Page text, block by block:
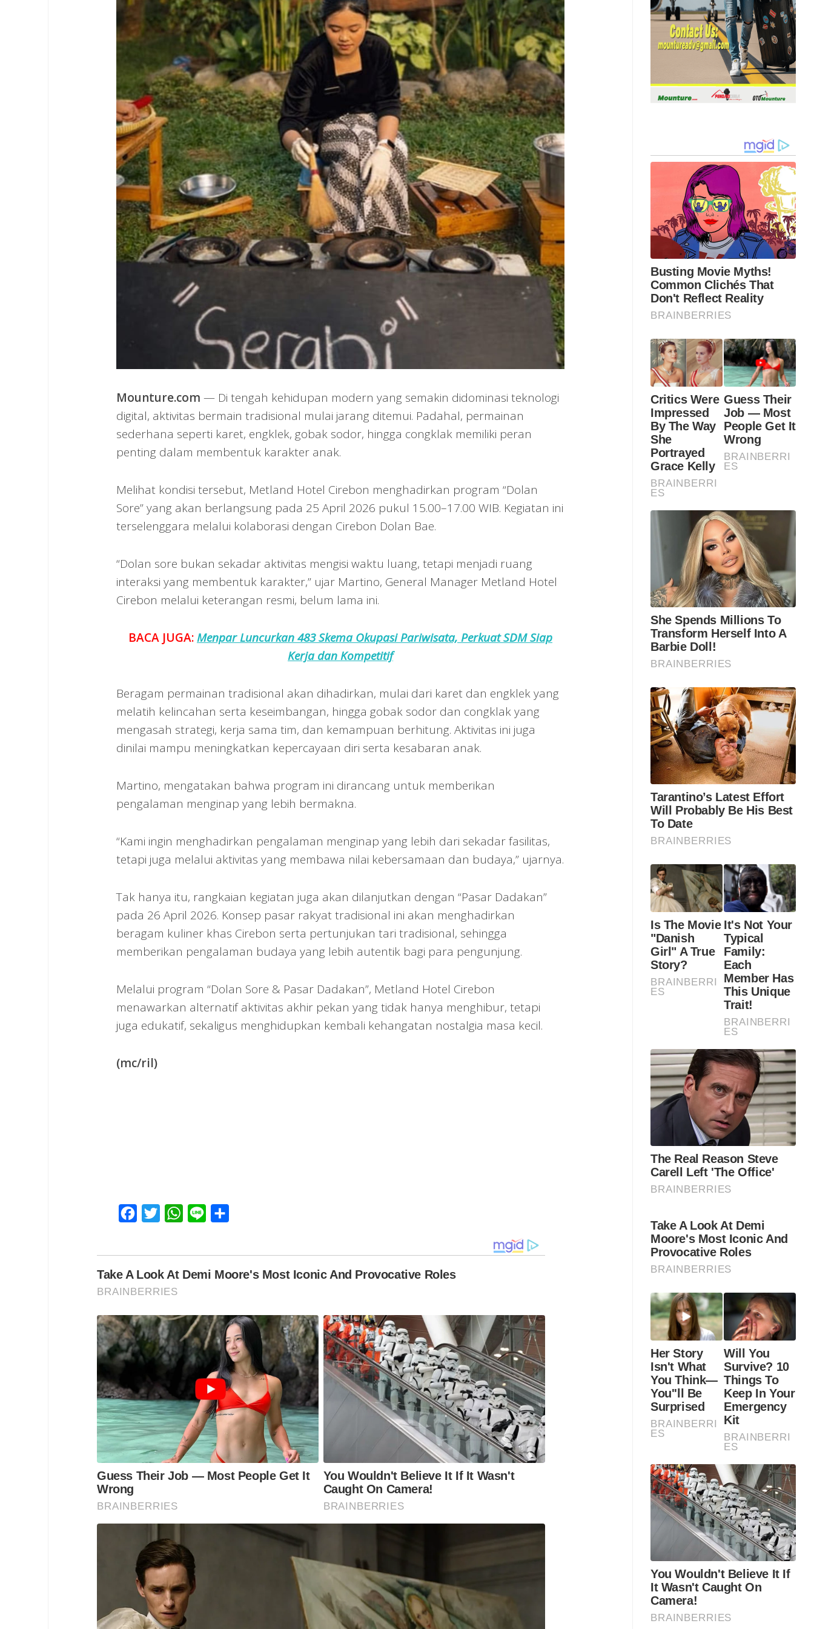
Mounture.com — Di tengah kehidupan modern yang semakin didominasi teknologi
digital, aktivitas bermain tradisional mulai jarang ditemui. Padahal, permainan
sederhana seperti karet, engklek, gobak sodor, hingga congklak memiliki peran
penting dalam membentuk karakter anak.
Melihat kondisi tersebut, Metland Hotel Cirebon menghadirkan program “Dolan
Sore” yang akan berlangsung pada 25 April 2026 pukul 15.00–17.00 WIB. Kegiatan ini
terselenggara melalui kolaborasi dengan Cirebon Dolan Bae.
“Dolan sore bukan sekadar aktivitas mengisi waktu luang, tetapi menjadi ruang
interaksi yang membentuk karakter,” ujar Martino, General Manager Metland Hotel
Cirebon melalui keterangan resmi, belum lama ini.
BACA JUGA:Menpar Luncurkan 483 Skema Okupasi Pariwisata, Perkuat SDM Siap
Kerja dan Kompetitif
Beragam permainan tradisional akan dihadirkan, mulai dari karet dan engklek yang
melatih kelincahan serta keseimbangan, hingga gobak sodor dan congklak yang
mengasah strategi, kerja sama tim, dan kemampuan berhitung. Aktivitas ini juga
dinilai mampu meningkatkan kepercayaan diri serta kesabaran anak.
Martino, mengatakan bahwa program ini dirancang untuk memberikan
pengalaman menginap yang lebih bermakna.
“Kami ingin menghadirkan pengalaman menginap yang lebih dari sekadar fasilitas,
tetapi juga melalui aktivitas yang membawa nilai kebersamaan dan budaya,” ujarnya.
Tak hanya itu, rangkaian kegiatan juga akan dilanjutkan dengan “Pasar Dadakan”
pada 26 April 2026. Konsep pasar rakyat tradisional ini akan menghadirkan
beragam kuliner khas Cirebon serta pertunjukan tari tradisional, sehingga
memberikan pengalaman budaya yang lebih autentik bagi para pengunjung.
Melalui program “Dolan Sore & Pasar Dadakan”, Metland Hotel Cirebon
menawarkan alternatif aktivitas akhir pekan yang tidak hanya menghibur, tetapi
juga edukatif, sekaligus menghidupkan kembali kehangatan nostalgia masa kecil.
(mc/ril)
Facebook
Twitter WhatsApp
Line